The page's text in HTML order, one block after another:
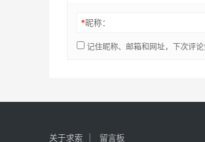
*昵称：
记住昵称、邮箱和网址，下次评
关于求索 留言板